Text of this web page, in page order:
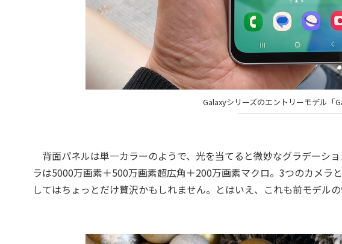
Galaxyシリーズのエントリーモデル「
背面パネルは単一カラーのようで、光を当てると微妙なグラデーシ
ラは5000万画素＋500万画素超広角＋200万画素マクロ。3つのカメラ
してはちょっとだけ贅沢かもしれません。とはいえ、これも前モデル